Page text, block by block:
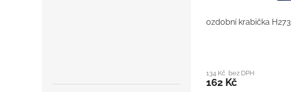
ozdobní krabička H273
134 Kč bez DPH
162 Kč